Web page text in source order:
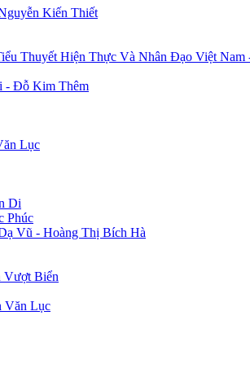
Kiến Thiết
Thuyết Hiện Thực Và Nhân Đạo Việt
- Đỗ Kim Thêm
Lục
Di
Phúc
Vũ - Hoàng Thị Bích Hà
Vượt Biển
Văn Lục